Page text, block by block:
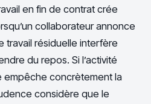
en fin de contrat crée
collaborateur annonce
travail résiduelle interfère
du repos. Si l’activité
empêche concrètement la
considère que le